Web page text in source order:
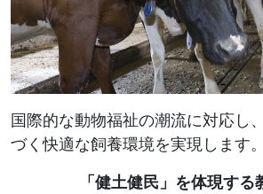
国際的な動物福祉の潮流に対応し
づく快適な飼養環境を実現します。
「健土健民」を体現する